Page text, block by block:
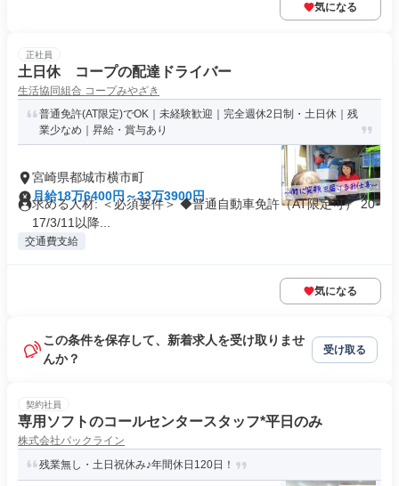
気になる
正社員
土日休 コープの配達ドライバー
生活協同組合 コープみやざき
普通免許(AT限定)でOK｜未経験歓迎｜完全週休2日制・土日休｜残
業少なめ｜昇給・賞与あり
宮崎県都城市横市町
月給18万6400円～33万3900円
求める人材: ＜必須要件＞ ◆普通自動車免許（AT限定可） 20
17/3/11以降...
交通費支給
気になる
この条件を保存して、新着求人を受け取りませ
んか？
受け取る
契約社員
専用ソフトのコールセンタースタッフ*平日のみ
株式会社パックライン
残業無し・土日祝休み♪年間休日120日！